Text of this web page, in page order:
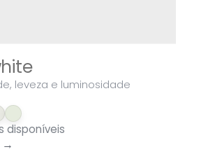
leveza e luminosidade
disponíveis
→